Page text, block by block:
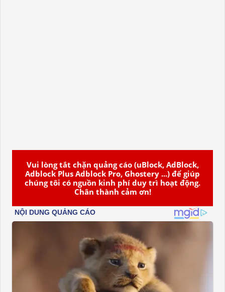
Vui lòng tắt chặn quảng cáo (uBlock, AdBlock,
Adblock Plus Adblock Pro, Ghostery ...) để giúp
chúng tôi có nguồn kinh phí duy trì hoạt động.
Chân thành cảm ơn!